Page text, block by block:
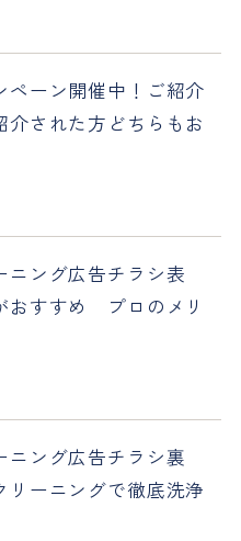
ペーン開催中！ご紹介
介された方どちらもお
ニング広告チラシ表
すすめ プロのメリ
ニング広告チラシ裏
ーニングで徹底洗浄